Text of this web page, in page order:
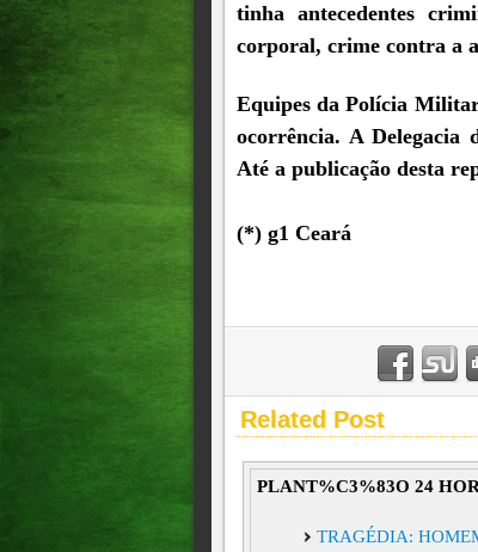
tinha antecedentes
corporal, crime contra a
Equipes da Polícia
ocorrência. A Delegacia
Até a publicação desta
(*) g1 Ceará
Related Post
PLANT%C3%83O 24
TRAGÉDIA: